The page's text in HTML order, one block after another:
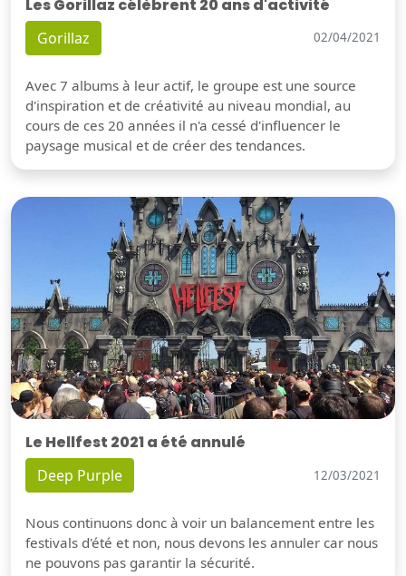
Les Gorillaz célèbrent 20 ans d'activité
Gorillaz 02/04/2021
Avec 7 albums à leur actif, le groupe est une source
d'inspiration et de créativité au niveau mondial, au
cours de ces 20 années il n'a cessé d'influencer le
paysage musical et de créer des tendances.
Le Hellfest 2021 a été annulé
Deep Purple 12/03/2021
Nous continuons donc à voir un balancement entre les
festivals d'été et non, nous devons les annuler car nous
ne pouvons pas garantir la sécurité.